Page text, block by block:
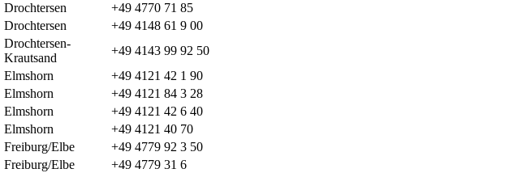
Drochtersen
+49 4770 71 85
Drochtersen
+49 4148 61 9 00
Drochtersen-
Krautsand
+49 4143 99 92 50
Elmshorn
+49 4121 42 1 90
Elmshorn
+49 4121 84 3 28
Elmshorn
+49 4121 42 6 40
Elmshorn
+49 4121 40 70
Freiburg/Elbe
+49 4779 92 3 50
Freiburg/Elbe
+49 4779 31 6